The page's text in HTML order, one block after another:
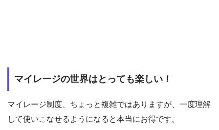
マイレージの世界はとっても楽しい！
マイレージ制度、ちょっと複雑ではありますが、一度理解
して使いこなせるようになると本当にお得です。